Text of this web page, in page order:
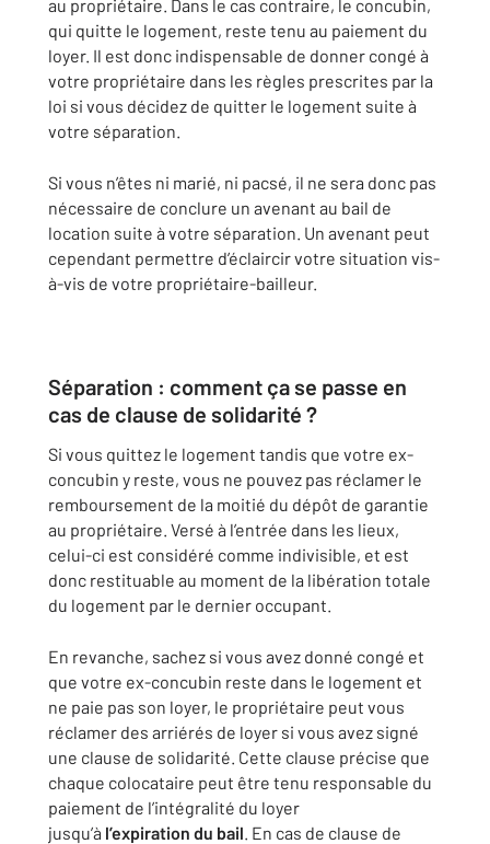
au propriétaire. Dans le cas contraire, le concubin,
qui quitte le logement, reste tenu au paiement du
loyer. Il est donc indispensable de donner congé à
votre propriétaire dans les règles prescrites par la
loi si vous décidez de quitter le logement suite à
votre séparation.
Si vous n’êtes ni marié, ni pacsé, il ne sera donc pas
nécessaire de conclure un avenant au bail de
location suite à votre séparation. Un avenant peut
cependant permettre d’éclaircir votre situation vis-
à-vis de votre propriétaire-bailleur.
Séparation : comment ça se passe en
cas de clause de solidarité ?
Si vous quittez le logement tandis que votre ex-
concubin y reste, vous ne pouvez pas réclamer le
remboursement de la moitié du dépôt de garantie
au propriétaire. Versé à l’entrée dans les lieux,
celui-ci est considéré comme indivisible, et est
donc restituable au moment de la libération totale
du logement par le dernier occupant.
En revanche, sachez si vous avez donné congé et
que votre ex-concubin reste dans le logement et
ne paie pas son loyer, le propriétaire peut vous
réclamer des arriérés de loyer si vous avez signé
une clause de solidarité. Cette clause précise que
chaque colocataire peut être tenu responsable du
paiement de l’intégralité du loyer
jusqu’à l’expiration du bail. En cas de clause de